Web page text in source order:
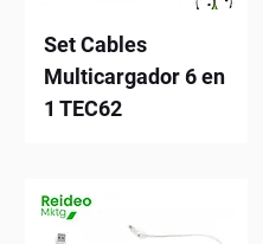
Set Cables
Multicargador 6 en
1 TEC62